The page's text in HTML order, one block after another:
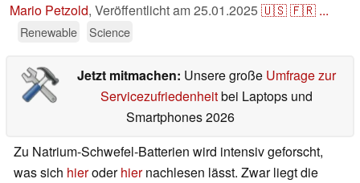
Mario Petzold, Veröffentlicht am25.01.2025🇺🇸🇫🇷 ...
Renewable Science
Jetzt mitmachen: Unsere große Umfrage zur
Servicezufriedenheitbei Laptops und
Smartphones 2026
Zu Natrium-Schwefel-Batterien wird intensiv geforscht,
was sich hieroderhiernachlesen lässt. Zwar liegt die